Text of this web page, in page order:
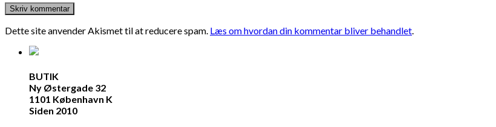
Dette site anvender Akismet til at reducere spam. Læs om hvordan din kommentar bliver behandlet.
BUTIK
Ny Østergade 32
1101 København K
Siden 2010